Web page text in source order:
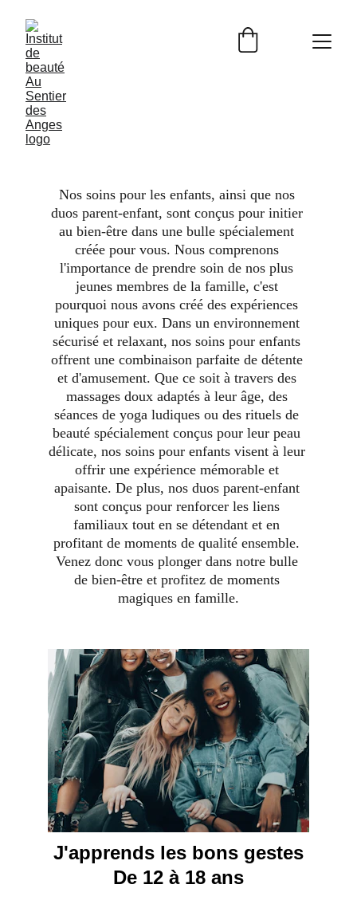
Nos soins pour les enfants, ainsi que nos
duos parent-enfant, sont conçus pour initier
au bien-être dans une bulle spécialement
créée pour vous. Nous comprenons
l'importance de prendre soin de nos plus
jeunes membres de la famille, c'est
pourquoi nous avons créé des expériences
uniques pour eux. Dans un environnement
sécurisé et relaxant, nos soins pour enfants
offrent une combinaison parfaite de détente
et d'amusement. Que ce soit à travers des
massages doux adaptés à leur âge, des
séances de yoga ludiques ou des rituels de
beauté spécialement conçus pour leur peau
délicate, nos soins pour enfants visent à leur
offrir une expérience mémorable et
apaisante. De plus, nos duos parent-enfant
sont conçus pour renforcer les liens
familiaux tout en se détendant et en
profitant de moments de qualité ensemble.
Venez donc vous plonger dans notre bulle
de bien-être et profitez de moments
magiques en famille.
J'apprends les bons gestes
De 12 à 18 ans